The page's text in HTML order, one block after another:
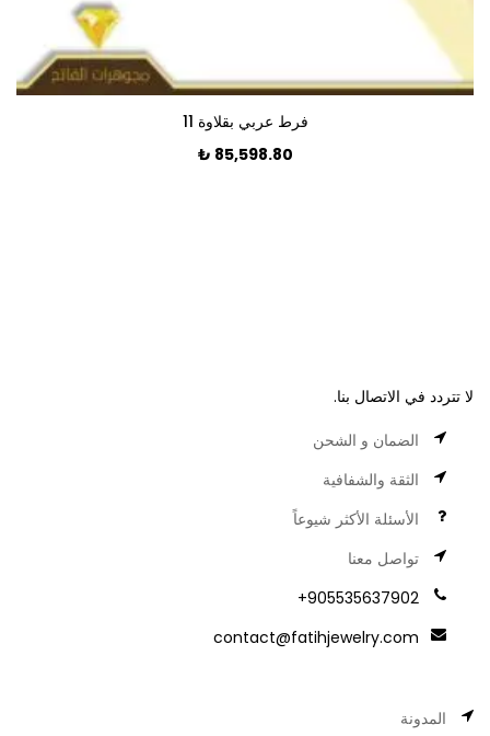
فرط عربي بقلاوة 11
₺ 85,598.80
لا تتردد في الاتصال بنا.
الضمان و الشحن
الثقة والشفافية
الأسئلة الأكثر شيوعاً
تواصل معنا
905535637902+
contact@fatihjewelry.com
المدونة